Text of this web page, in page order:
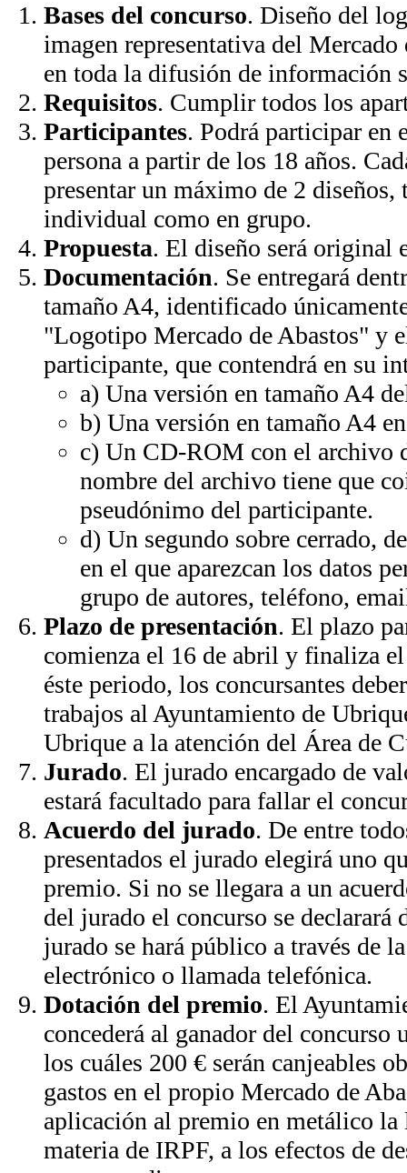
Bases del concurso. Diseño del
imagen representativa del
en toda la difusión de información
Requisitos. Cumplir todos los
Participantes. Podrá participar en
persona a partir de los 18 años.
presentar un máximo de 2 diseños,
individual como en grupo.
Propuesta. El diseño será original
Documentación. Se entregará
tamaño A4, identificado
"Logotipo Mercado de Abastos" y
participante, que contendrá en su
a) Una versión en tamaño A4
b) Una versión en tamaño A4
c) Un CD-ROM con el archivo
nombre del archivo tiene que
pseudónimo del participante.
d) Un segundo sobre cerrado,
en el que aparezcan los datos
grupo de autores, teléfono,
Plazo de presentación. El plazo
comienza el 16 de abril y finaliza
éste periodo, los concursantes
trabajos al Ayuntamiento de
Ubrique a la atención del Área de
Jurado. El jurado encargado de
estará facultado para fallar el
Acuerdo del jurado. De entre
presentados el jurado elegirá uno
premio. Si no se llegara a un
del jurado el concurso se
jurado se hará público a través de
electrónico o llamada telefónica.
Dotación del premio. El
concederá al ganador del concurso
los cuáles 200 € serán canjeables
gastos en el propio Mercado de
aplicación al premio en metálico
materia de IRPF, a los efectos de